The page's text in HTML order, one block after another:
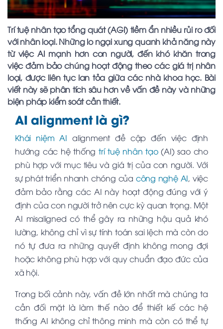
Trí tuệ nhân tạo tổng quát (AGI) tiềm ẩn nhiều rủi ro đối
với nhân loại. Những lo ngại xung quanh khả năng này
từ việc AI mạnh hơn con người, đến khó khăn trong
việc đảm bảo chúng hoạt động theo các giá trị nhân
loại, được liên tục lan tỏa giữa các nhà khoa học. Bài
viết này sẽ phân tích sâu hơn về vấn đề này và những
biện pháp kiểm soát cần thiết.
AI alignment là gì?
Khái niệm AI alignment đề cập đến việc định
hướng các hệ thốngtrí tuệ nhân tạo(AI) sao cho
phù hợp với mục tiêu và giá trị của con người. Với
sự phát triển nhanh chóng của công nghệ AI, việc
đảm bảo rằng các AI này hoạt động đúng với ý
định của con người trở nên cực kỳ quan trọng. Một
AI misaligned có thể gây ra những hậu quả khó
lường, không chỉ vì sự tính toán sai lệch mà còn do
nó tự đưa ra những quyết định không mong đợi
hoặc không phù hợp với quy chuẩn đạo đức của
xã hội.
Trong bối cảnh này, vấn đề lớn nhất mà chúng ta
cần đối mặt là làm thế nào để thiết kế các hệ
thống AI không chỉ thông minh mà còn có thể tự